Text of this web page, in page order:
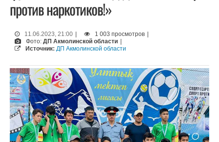
против наркотиков!»
11.06.2023, 21:00 1 003 просмотров
Фото: ДП Акмолинской области
Источник: ДП Акмолинской области